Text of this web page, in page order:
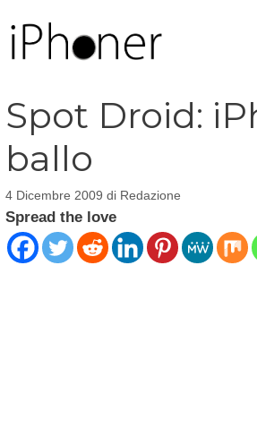
Spot Droid:
ballo
4 Dicembre 2009 di Redazione
Spread the love